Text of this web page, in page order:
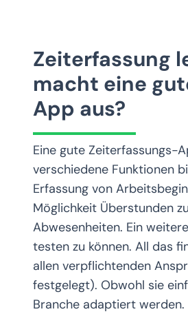
Zeiterfassung
macht eine
App aus?
Eine gute Zeiterfassungs-
verschiedene Funktionen
Erfassung von
Möglichkeit Überstunden
Abwesenheiten. Ein
testen zu können. All das
allen verpflichtenden
festgelegt). Obwohl sie
Branche adaptiert